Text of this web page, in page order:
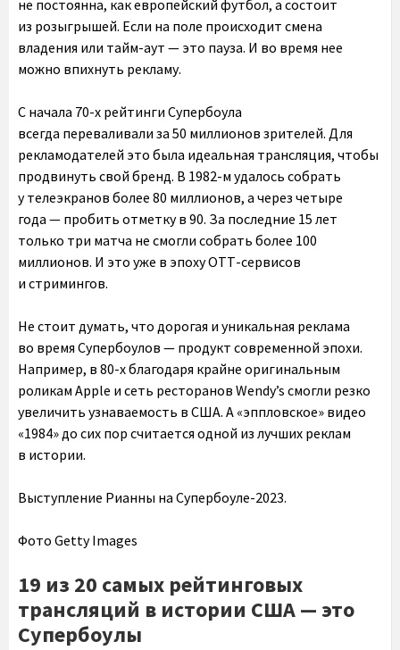
не постоянна, как европейский футбол, а состоит
из розыгрышей. Если на поле происходит смена
владения или тайм-аут — это пауза. И во время нее
можно впихнуть рекламу.
C начала 70-х рейтинги Супербоула
всегда переваливали за 50 миллионов зрителей. Для
рекламодателей это была идеальная трансляция, чтобы
продвинуть свой бренд. В 1982-м удалось собрать
у телеэкранов более 80 миллионов, а через четыре
года — пробить отметку в 90. За последние 15 лет
только три матча не смогли собрать более 100
миллионов. И это уже в эпоху ОТТ-сервисов
и стримингов.
Не стоит думать, что дорогая и уникальная реклама
во время Супербоулов — продукт современной эпохи.
Например, в 80-х благодаря крайне оригинальным
роликам Apple и сеть ресторанов Wendy’s смогли резко
увеличить узнаваемость в США. А «эппловское» видео
«1984» до сих пор считается одной из лучших реклам
в истории.
Выступление Рианны на Супербоуле-2023.
Фото Getty Images
19 из 20 самых рейтинговых
трансляций в истории США — это
Супербоулы